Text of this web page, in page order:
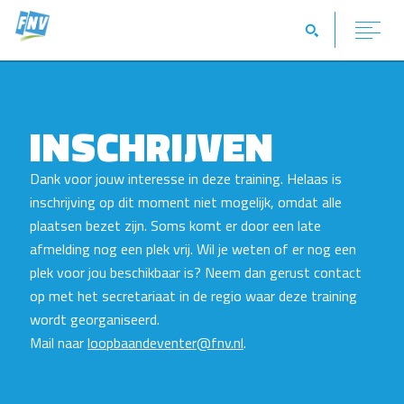
INSCHRIJVEN
Dank voor jouw interesse in deze training. Helaas is
inschrijving op dit moment niet mogelijk, omdat alle
plaatsen bezet zijn. Soms komt er door een late
afmelding nog een plek vrij. Wil je weten of er nog een
plek voor jou beschikbaar is? Neem dan gerust contact
op met het secretariaat in de regio waar deze training
wordt georganiseerd.
Mail naarloopbaandeventer@fnv.nl.